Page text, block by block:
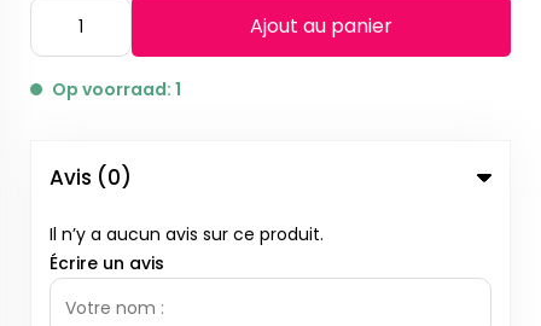
Ajout au panier
Op voorraad: 1
Avis (0)
Il n’y a aucun avis sur ce produit.
Écrire un avis